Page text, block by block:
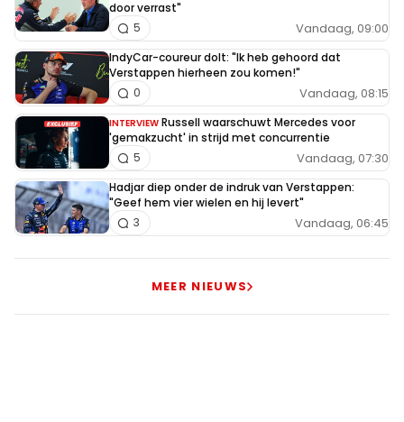
door verrast"
Vandaag, 09:00
5
IndyCar-coureur dolt: "Ik heb gehoord dat
Verstappen hierheen zou komen!"
Vandaag, 08:15
0
INTERVIEW Russell waarschuwt Mercedes voor
'gemakzucht' in strijd met concurrentie
Vandaag, 07:30
5
Hadjar diep onder de indruk van Verstappen:
"Geef hem vier wielen en hij levert"
Vandaag, 06:45
3
MEER NIEUWS